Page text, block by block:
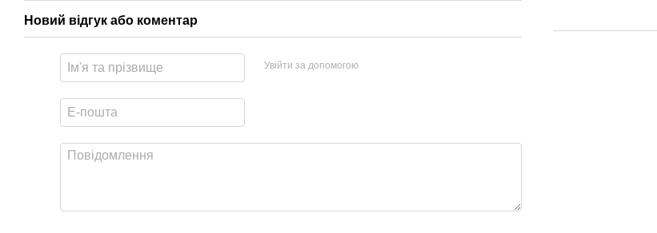
Новий відгук або коментар
Увійти за допомогою